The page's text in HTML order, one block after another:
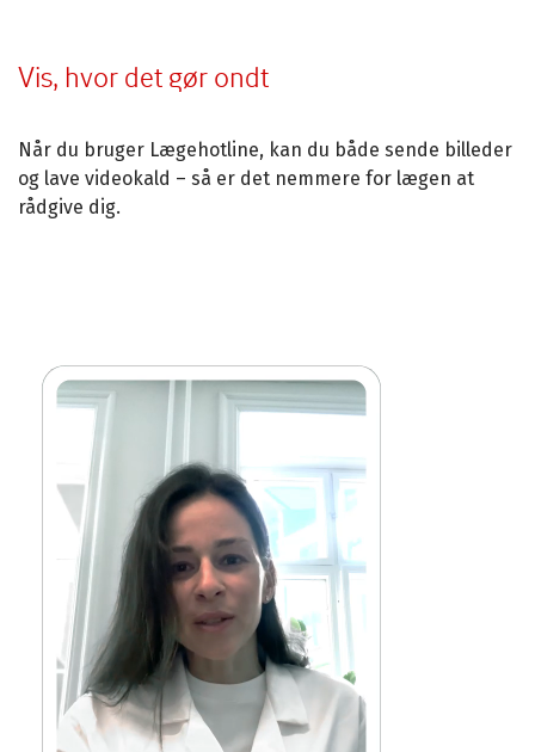
Vis, hvor det gør ondt
Når du bruger Lægehotline, kan du både sende billeder
og lave videokald – så er det nemmere for lægen at
rådgive dig.